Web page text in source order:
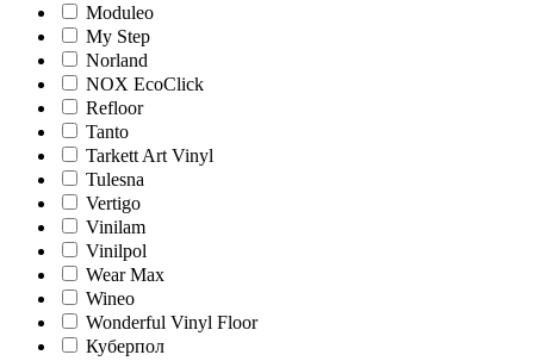
Moduleo
My Step
Norland
NOX EcoClick
Refloor
Tanto
Tarkett Art Vinyl
Tulesna
Vertigo
Vinilam
Vinilpol
Wear Max
Wineo
Wonderful Vinyl Floor
Куберпол